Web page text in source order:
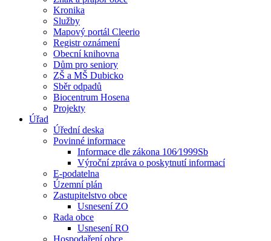
Kronika
Služby
Mapový portál Cleerio
Registr oznámení
Obecní knihovna
Dům pro seniory
ZŠ a MŠ Dubicko
Sběr odpadů
Biocentrum Hosena
Projekty
Úřad
Úřední deska
Povinné informace
Informace dle zákona 106⁄1999Sb
Výroční zpráva o poskytnutí informací
E-podatelna
Územní plán
Zastupitelstvo obce
Usnesení ZO
Rada obce
Usnesení RO
Hospodaření obce